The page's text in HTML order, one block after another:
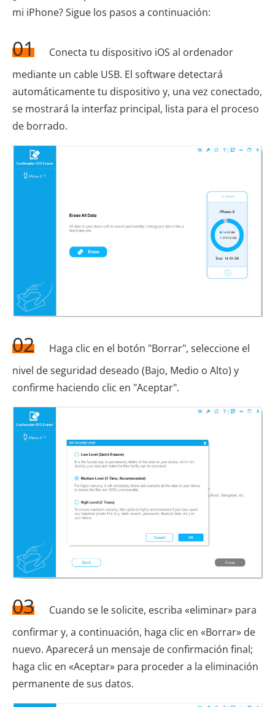
mi iPhone? Sigue los pasos a continuación:
01
Conecta tu dispositivo iOS al ordenador
mediante un cable USB. El software detectará
automáticamente tu dispositivo y, una vez conectado,
se mostrará la interfaz principal, lista para el proceso
de borrado.
02
Haga clic en el botón "Borrar", seleccione el
nivel de seguridad deseado (Bajo, Medio o Alto) y
confirme haciendo clic en "Aceptar".
03
Cuando se le solicite, escriba «eliminar» para
confirmar y, a continuación, haga clic en «Borrar» de
nuevo. Aparecerá un mensaje de confirmación final;
haga clic en «Aceptar» para proceder a la eliminación
permanente de sus datos.